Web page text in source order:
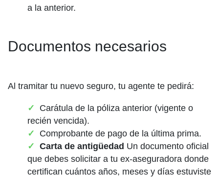
a la anterior.
Documentos necesarios
Al tramitar tu nuevo seguro, tu agente te pedirá:
Carátula de la póliza anterior (vigente o
recién vencida).
Comprobante de pago de la última prima.
Carta de antigüedad Un documento oficial
que debes solicitar a tu ex-aseguradora donde
certifican cuántos años, meses y días estuviste